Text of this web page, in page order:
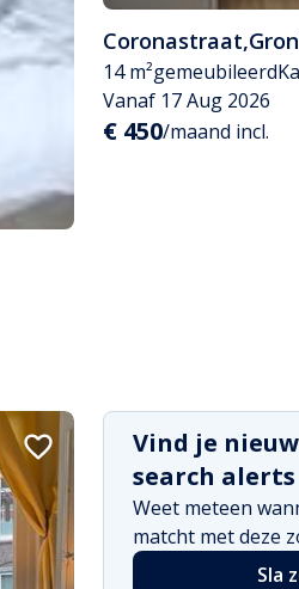
Coronastraat,
14 m²gemeubileerd
Vanaf 17 Aug 2026
€ 450/maand incl.
Vind je
search alerts
Weet meteen
matcht met deze
Sla